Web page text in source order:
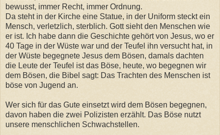
bewusst, immer Recht, immer Ordnung.
Da steht in der Kirche eine Statue, in der Uniform steckt ein
Mensch, verletzlich, sterblich. Gott sieht den Menschen wie
er ist. Ich habe dann die Geschichte gehört von Jesus, wo er
40 Tage in der Wüste war und der Teufel ihn versucht hat, in
der Wüste begegnete Jesus dem Bösen, damals dachten
die Leute der Teufel ist das Böse, heute, wo begegnen wir
dem Bösen, die Bibel sagt: Das Trachten des Menschen ist
böse von Jugend an.
Wer sich für das Gute einsetzt wird dem Bösen begegnen,
davon haben die zwei Polizisten erzählt. Das Böse nutzt
unsere menschlichen Schwachstellen.